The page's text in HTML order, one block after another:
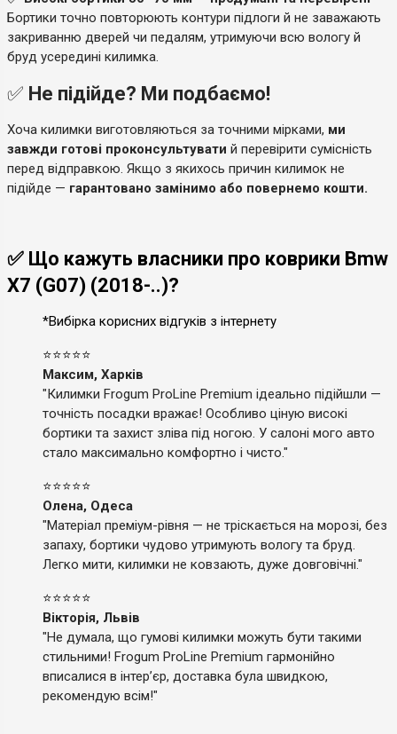
Бортики точно повторюють контури підлоги й не заважають
закриванню дверей чи педалям, утримуючи всю вологу й
бруд усередині килимка.
✅ Не підійде? Ми подбаємо!
Хоча килимки виготовляються за точними мірками, ми
завжди готові проконсультувати й перевірити сумісність
перед відправкою. Якщо з якихось причин килимок не
підійде — гарантовано замінимо або повернемо кошти.
✅ Що кажуть власники про коврики Bmw
X7 (G07) (2018-..)?
*Вибірка корисних відгуків з інтернету
⭐⭐⭐⭐⭐
Максим, Харків
"Килимки Frogum ProLine Premium ідеально підійшли —
точність посадки вражає! Особливо ціную високі
бортики та захист зліва під ногою. У салоні мого авто
стало максимально комфортно і чисто."
⭐⭐⭐⭐⭐
Олена, Одеса
"Матеріал преміум-рівня — не тріскається на морозі, без
запаху, бортики чудово утримують вологу та бруд.
Легко мити, килимки не ковзають, дуже довговічні."
⭐⭐⭐⭐⭐
Вікторія, Львів
"Не думала, що гумові килимки можуть бути такими
стильними! Frogum ProLine Premium гармонійно
вписалися в інтер’єр, доставка була швидкою,
рекомендую всім!"